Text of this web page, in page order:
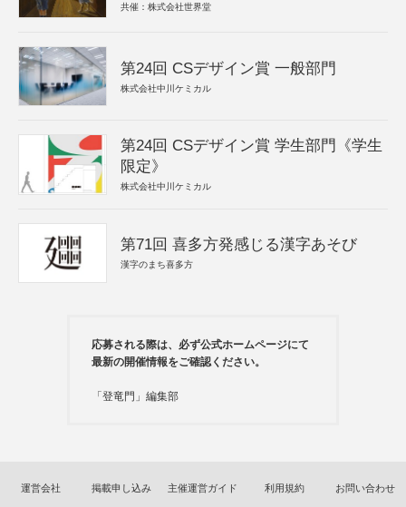
共催：株式会社世界堂
第24回 CSデザイン賞 一般部門
株式会社中川ケミカル
第24回 CSデザイン賞 学生部門《学生
限定》
株式会社中川ケミカル
第71回 喜多方発感じる漢字あそび
漢字のまち喜多方
応募される際は、必ず公式ホームページにて
最新の開催情報をご確認ください。
「登竜門」編集部
運営会社 掲載申し込み 主催運営ガイド 利用規約 お問い合わせ